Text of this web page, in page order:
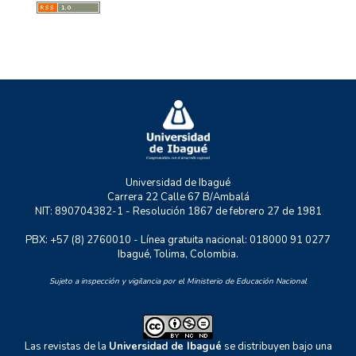
MYSCO
RASTRO URBANO
Universidad de Ibagué
Carrera 22 Calle 67 B/Ambalá
NIT: 890704382-1 - Resolución 1867 de febrero 27 de 1981
PBX: +57 (8) 2760010 - Línea gratuita nacional: 018000 91 0277
Ibagué, Tolima, Colombia.
Sujeto a inspección y vigilancia por el Ministerio de Educación Nacional
Las revistas de la Universidad de Ibagué se distribuyen bajo una